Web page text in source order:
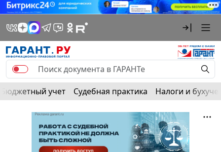
Бюджетный учет Судебная практика Налоги и